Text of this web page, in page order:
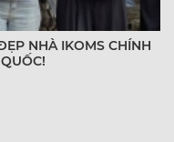
NHÀ IKOMS CHÍNH